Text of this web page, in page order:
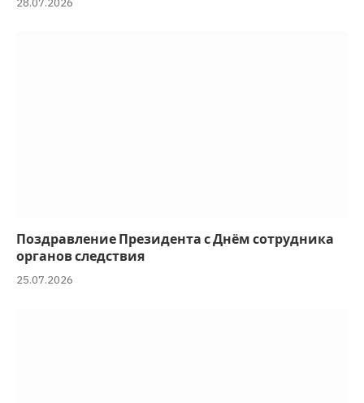
Поздравление Президента с Днём сотрудника
органов следствия
25.07.2026